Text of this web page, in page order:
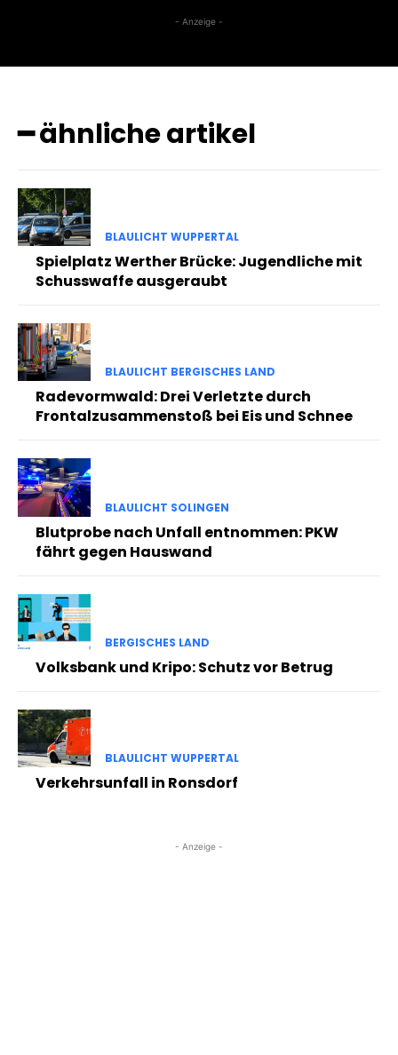
- Anzeige -
━ ähnliche artikel
BLAULICHT WUPPERTAL
Spielplatz Werther Brücke: Jugendliche mit
Schusswaffe ausgeraubt
BLAULICHT BERGISCHES LAND
Radevormwald: Drei Verletzte durch
Frontalzusammenstoß bei Eis und Schnee
BLAULICHT SOLINGEN
Blutprobe nach Unfall entnommen: PKW
fährt gegen Hauswand
BERGISCHES LAND
Volksbank und Kripo: Schutz vor Betrug
BLAULICHT WUPPERTAL
Verkehrsunfall in Ronsdorf
- Anzeige -